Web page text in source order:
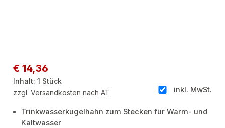
Regulärer Preis:
€ 14,36
Inhalt:1 Stück
inkl. MwSt.
zzgl. Versandkosten nach AT
Trinkwasserkugelhahn zum Stecken für Warm- und
Kaltwasser